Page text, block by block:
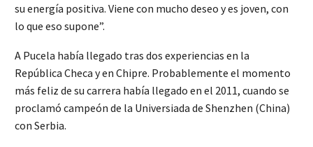
su energía positiva. Viene con mucho deseo y es joven, con
lo que eso supone”.
A Pucela había llegado tras dos experiencias en la
República Checa y en Chipre. Probablemente el momento
más feliz de su carrera había llegado en el 2011, cuando se
proclamó campeón de la Universiada de Shenzhen (China)
con Serbia.